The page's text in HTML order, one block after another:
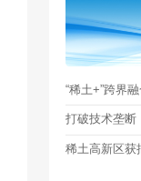
“稀土+”跨界
打破技术垄断
稀土高新区获